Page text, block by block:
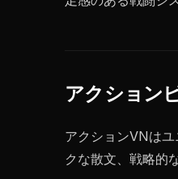
アクション
アクションVNは
クな散文、戦略的